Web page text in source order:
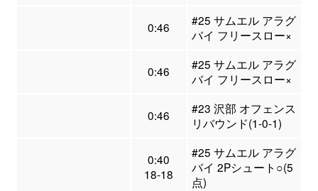
0:46
#25 サムエル アラグ
バイ フリースロー×
0:46
#25 サムエル アラグ
バイ フリースロー×
0:46
#23 沢部 オフェンス
リバウンド(1-0-1)
0:40
18-18
#25 サムエル アラグ
バイ 2Pシュート○(5
点)